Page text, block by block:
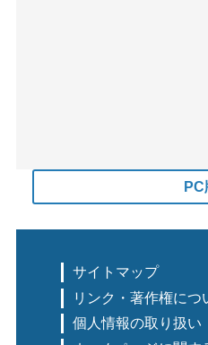
PC
サイトマップ
リンク・著作権につ
個人情報の取り扱い